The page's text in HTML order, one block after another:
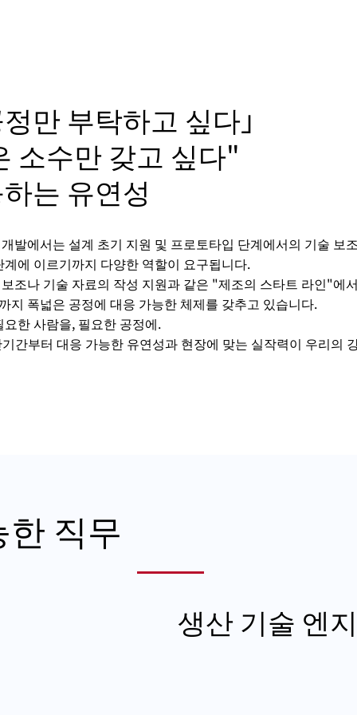
만 부탁하고 싶다」
소수만 갖고 싶다"
는 유연성
발에서는 설계 초기 지원 및 프로토타입 단계에서의 기술 보
계에 이르기까지 다양한 역할이 요구됩니다.
조나 기술 자료의 작성 지원과 같은 "제조의 스타트 라인"에
지 폭넓은 공정에 대응 가능한 체제를 갖추고 있습니다.
한 사람을, 필요한 공정에.
간부터 대응 가능한 유연성과 현장에 맞는 실작력이 우리의
직무
생산 기술 엔